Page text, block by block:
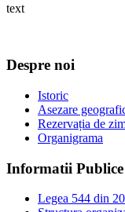
text
Despre noi
Istoric
Asezare
Rezervația de
Organigrama
Informatii Publice
Legea 544 din